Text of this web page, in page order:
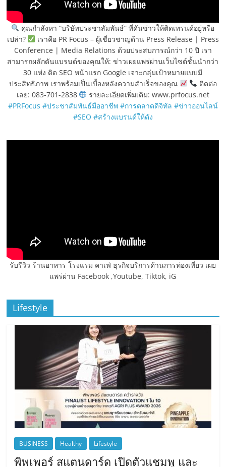
คุณกำลังหา “บริษัทประชาสัมพันธ์” ที่ดันข่าวให้ติดเทรนด์อยู่หรือ
เปล่า?
เราคือ PR Focus – ผู้เชี่ยวชาญด้าน Press Release | Press
Conference | Media Relations ด้วยประสบการณ์กว่า 10 ปี เรา
สามารถผลักดันแบรนด์ของคุณให้: ข่าวเผยแพร่ผ่านเว็บไซต์ชั้นนำกว่า
30 แห่ง ติด SEO หน้าแรก Google เจาะกลุ่มเป้าหมายแบบมี
ประสิทธิภาพ เราพร้อมเป็นเบื้องหลังความสำเร็จของคุณ
ติดต่อ
เลย: 083-701-2838
รายละเอียดเพิ่มเติม: www.prfocus.net
#PRFocus #ประชาสัมพันธ์มืออาชีพ #การตลาดดิจิทัล #ข่าวออนไลน์
#SEO #สร้างแบรนด์ให้ดัง
รับรีวิว ร้านอาหาร โรงแรม คาเฟ่ ธุรกิจบริการด้านการท่องเที่ยว เผย
แพร่ผ่าน Facebook ,Youtube, Tiktok, iG
Lifestyle
BUSINESS Healthy Lifestyle
พิพเพอร์ สแตนดาร์ด เปิดตัวแชมพู และ